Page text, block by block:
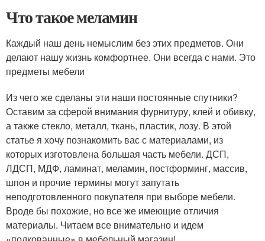
Что такое меламин
Каждый наш день немыслим без этих предметов. Они
делают нашу жизнь комфортнее. Они всегда с нами. Это
предметы мебели
Из чего же сделаны эти наши постоянные спутники?
Оставим за сферой внимания фурнитуру, клей и обивку,
а также стекло, металл, ткань, пластик, лозу. В этой
статье я хочу познакомить вас с материалами, из
которых изготовлена большая часть мебели. ДСП,
ЛДСП, МДФ, ламинат, меламин, постформинг, массив,
шпон и прочие термины могут запутать
неподготовленного покупателя при выборе мебели.
Вроде бы похожие, но все же имеющие отличия
материалы. Читаем все внимательно и идем